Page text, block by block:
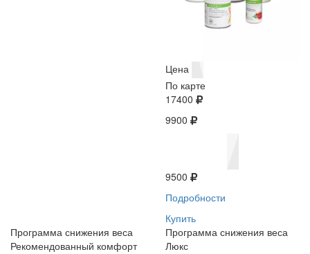
Цена
По карте
17400
9900
9500
Подробности
Купить
Программа снижения веса
Рекомендованный комфорт
Программа снижения веса
Люкс